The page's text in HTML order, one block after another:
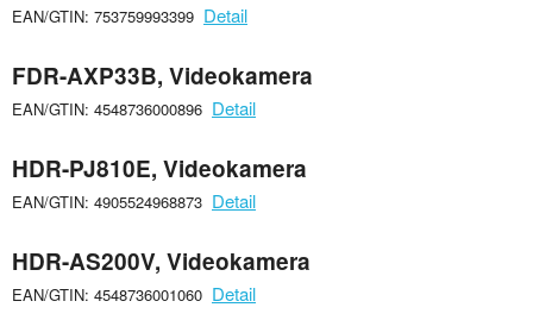
EAN/GTIN: 753759993399 Detail
FDR-AXP33B, Videokamera
EAN/GTIN: 4548736000896 Detail
HDR-PJ810E, Videokamera
EAN/GTIN: 4905524968873 Detail
HDR-AS200V, Videokamera
EAN/GTIN: 4548736001060 Detail